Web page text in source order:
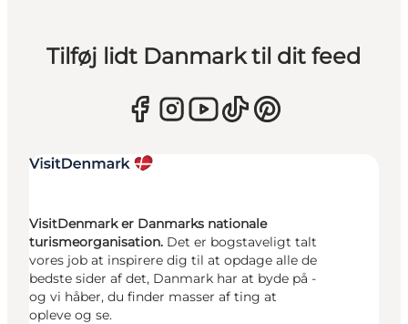
Tilføj lidt Danmark til dit feed
VisitDenmark er Danmarks nationale
turismeorganisation. Det er bogstaveligt talt
vores job at inspirere dig til at opdage alle de
bedste sider af det, Danmark har at byde på -
og vi håber, du finder masser af ting at
opleve og se.